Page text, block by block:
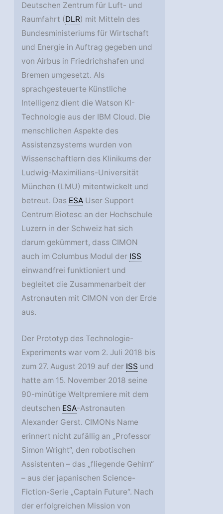
Deutschen Zentrum für Luft- und
Raumfahrt (DLR) mit Mitteln des
Bundesministeriums für Wirtschaft
und Energie in Auftrag gegeben und
von Airbus in Friedrichshafen und
Bremen umgesetzt. Als
sprachgesteuerte Künstliche
Intelligenz dient die Watson KI-
Technologie aus der IBM Cloud. Die
menschlichen Aspekte des
Assistenzsystems wurden von
Wissenschaftlern des Klinikums der
Ludwig-Maximilians-Universität
München (LMU) mitentwickelt und
betreut. Das ESA User Support
Centrum Biotesc an der Hochschule
Luzern in der Schweiz hat sich
darum gekümmert, dass CIMON
auch im Columbus Modul der ISS
einwandfrei funktioniert und
begleitet die Zusammenarbeit der
Astronauten mit CIMON von der Erde
aus.
Der Prototyp des Technologie-
Experiments war vom 2. Juli 2018 bis
zum 27. August 2019 auf der ISS und
hatte am 15. November 2018 seine
90-minütige Weltpremiere mit dem
deutschen ESA-Astronauten
Alexander Gerst. CIMONs Name
erinnert nicht zufällig an „Professor
Simon Wright“, den robotischen
Assistenten – das „fliegende Gehirn“
– aus der japanischen Science-
Fiction-Serie „Captain Future“. Nach
der erfolgreichen Mission von